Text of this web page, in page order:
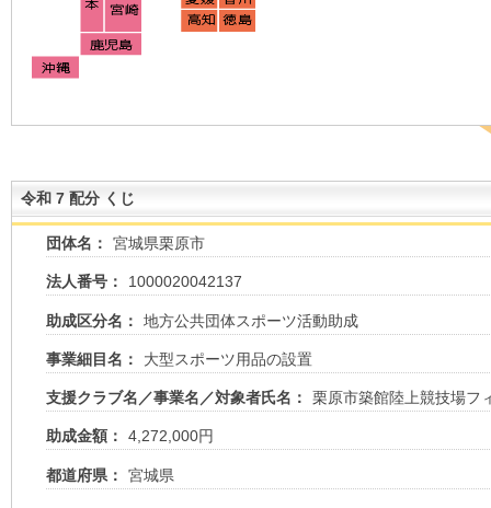
令和 7 配分 くじ
団体名： 宮城県栗原市
法人番号： 1000020042137
助成区分名： 地方公共団体スポーツ活動助成
事業細目名： 大型スポーツ用品の設置
支援クラブ名／事業名／対象者氏名： 栗原市築館陸上競技場フ
助成金額： 4,272,000円
都道府県： 宮城県